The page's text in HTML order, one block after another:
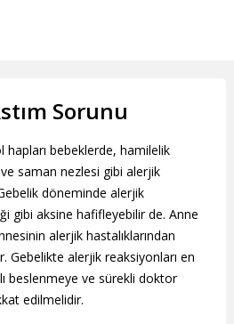
Sorunu
hapları bebeklerde, hamilelik
saman nezlesi gibi alerjik
döneminde alerjik
gibi aksine hafifleyebilir de. Anne
alerjik hastalıklarından
Gebelikte alerjik reaksiyonları en
beslenmeye ve sürekli doktor
edilmelidir.